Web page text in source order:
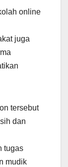
online
juga
tersebut
dan
tugas
mudik